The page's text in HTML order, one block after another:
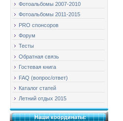
Фотоальбомы 2007-2010
Фотоальбомы 2011-2015
PRO спонсоров
Форум
Тесты
Обратная связь
Гостевая книга
FAQ (вопрос/ответ)
Каталог статей
Летний отдых 2015
Наши координаты: